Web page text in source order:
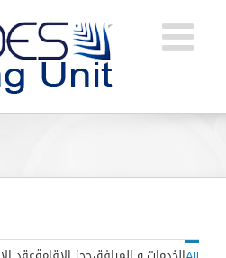
content